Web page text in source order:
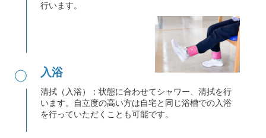
行います。
● 入浴
清拭（入浴）：状態に合わせてシャワー、清拭を行
います。自立度の高い方は自宅と同じ浴槽での入浴
を行っていただくことも可能です。